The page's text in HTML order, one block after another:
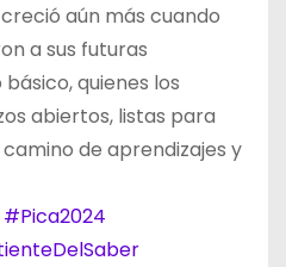
aún más cuando
a sus futuras
quienes los
abiertos, listas para
de aprendizajes y
#Pica2024